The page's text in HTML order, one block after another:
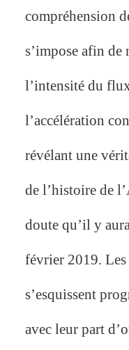
compréhension
s’impose afin de
l’intensité du
l’accélération
révélant une
de l’histoire de
doute qu’il y
février 2019. Les
s’esquissent
avec leur part